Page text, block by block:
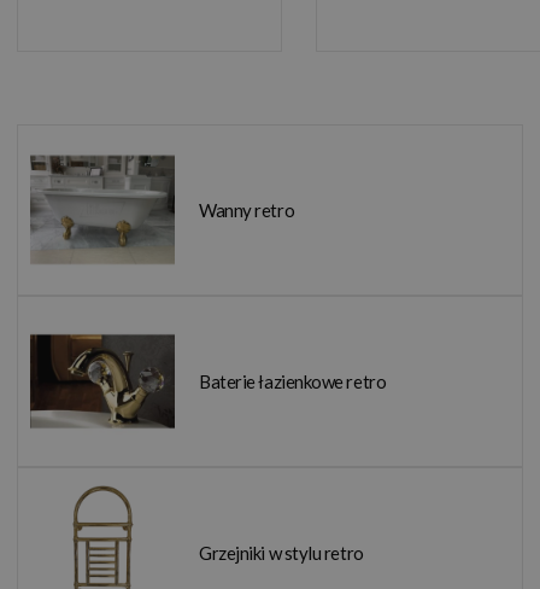
Wanny retro
Baterie łazienkowe retro
Grzejniki w stylu retro